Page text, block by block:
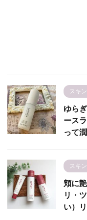
スキ
ゆら
ース
って
スキ
頬に
リ・
い）